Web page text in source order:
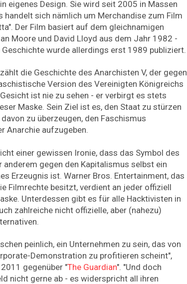
eigenes Design. Sie wird seit 2005 in Massen
handelt sich nämlich um Merchandise zum Film
Der Film basiert auf dem gleichnamigen
Moore und David Lloyd aus dem Jahr 1982 -
Geschichte wurde allerdings erst 1989 publiziert.
die Geschichte des Anarchisten V, der gegen
Version des Vereinigten Königreichs
ist nie zu sehen - er verbirgt es stets
Maske. Sein Ziel ist es, den Staat zu stürzen
zu überzeugen, den Faschismus
Anarchie aufzugeben.
einer gewissen Ironie, dass das Symbol des
anderem gegen den Kapitalismus selbst ein
Erzeugnis ist. Warner Bros. Entertainment, das
Filmrechte besitzt, verdient an jeder offiziell
Unterdessen gibt es für alle Hacktivisten in
zahlreiche nicht offizielle, aber (nahezu)
peinlich, ein Unternehmen zu sein, das von
Demonstration zu profitieren scheint",
gegenüber "The Guardian". "Und doch
nicht gerne ab - es widerspricht all ihren